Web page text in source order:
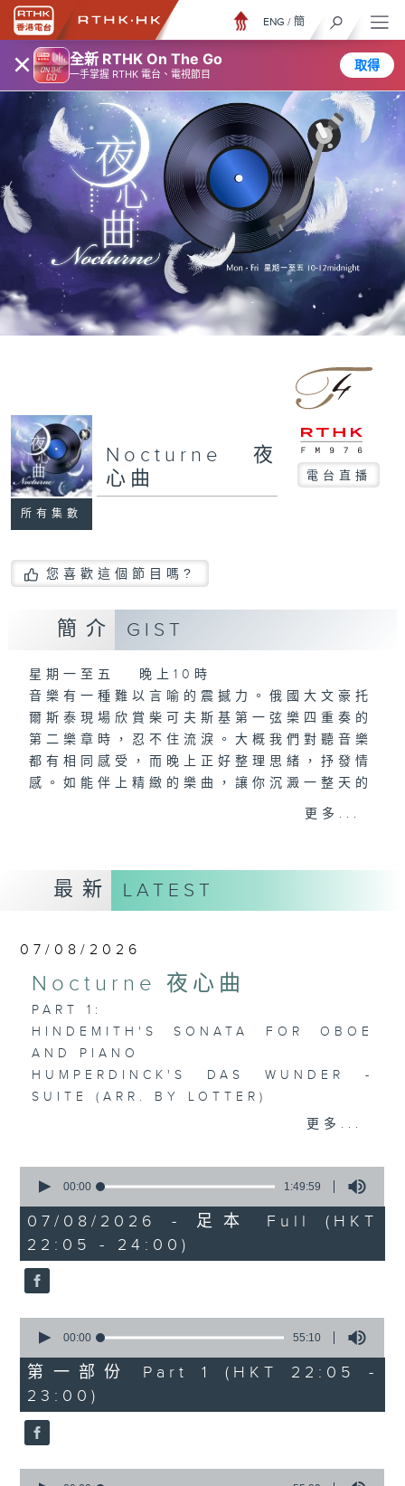
× 全新 RTHK On The Go
一手掌握 RTHK 電台、電視節目
取得
ENG / 簡
所有集數
Nocturne 夜
心曲
電台直播
您喜歡這個節目嗎?
簡介 GIST
星期一至五 晚上10時
音樂有一種難以言喻的震撼力。俄國大文豪托
爾斯泰現場欣賞柴可夫斯基第一弦樂四重奏的
第二樂章時，忍不住流淚。大概我們對聽音樂
都有相同感受，而晚上正好整理思緒，抒發情
感。如能伴上精緻的樂曲，讓你沉澱一整天的
心曲」，在曼妙的美樂之中重新得力。
更多...
最新 LATEST
07/08/2026
Nocturne 夜心曲
PART 1:
HINDEMITH'S SONATA FOR OBOE
AND PIANO
HUMPERDINCK'S DAS WUNDER -
SUITE (ARR. BY LOTTER)
FALLA'S SUITE POPULAIRE
PART 2:
COLERIDGE-TAYLOR'S GIPSY SUITE
FOR VIOLIN AND PIANO, OP.20
(ARR. BY ARTOK)
MOZART'S CONCERTO FOR VIOLIN
TAILLEFERRE'S DANS LE STYLE
LOUIS XV - SUITE FOR
HARPSICHORD
更多...
seconds
1
hour,
49
minutes,
59
seconds
00:00 1:49:59
07/08/2026 - 足本 Full (HKT
22:05 - 24:00)
seconds
55
minutes,
10
seconds
00:00 55:10
第一部份 Part 1 (HKT 22:05 -
23:00)